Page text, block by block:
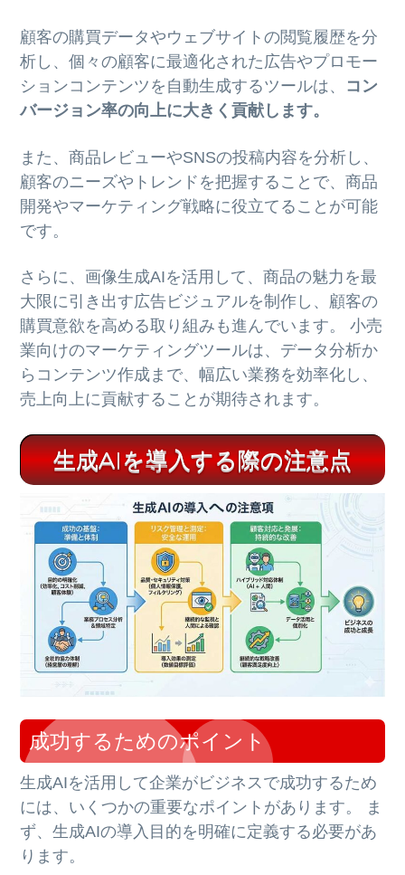
顧客の購買データやウェブサイトの閲覧履歴を分
析し、個々の顧客に最適化された広告やプロモー
ションコンテンツを自動生成するツールは、 コン
バージョン率の向上に大きく貢献します。
また、商品レビューやSNSの投稿内容を分析し、
顧客のニーズやトレンドを把握することで、商品
開発やマーケティング戦略に役立てることが可能
です。
さらに、画像生成AIを活用して、商品の魅力を最
大限に引き出す広告ビジュアルを制作し、顧客の
購買意欲を高める取り組みも進んでいます。 小売
業向けのマーケティングツールは、データ分析か
らコンテンツ作成まで、幅広い業務を効率化し、
売上向上に貢献することが期待されます。
生成AIを導入する際の注意点
成功するためのポイント
生成AIを活用して企業がビジネスで成功するため
には、いくつかの重要なポイントがあります。 ま
ず、生成AIの導入目的を明確に定義する必要があ
ります。